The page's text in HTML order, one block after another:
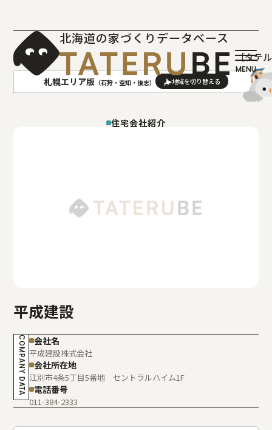
北海道の家づくりデータベース
［タテ
札幌エリア版 （石狩・空知・後志）
北見(オホーツク)版
住宅会社紹介
平成建設
COMPANY DATA 会社名
平成建設株式会社
会社所在地
江別市4条5丁目5番地 セントラルハイム1F
電話番号
011-384-2333